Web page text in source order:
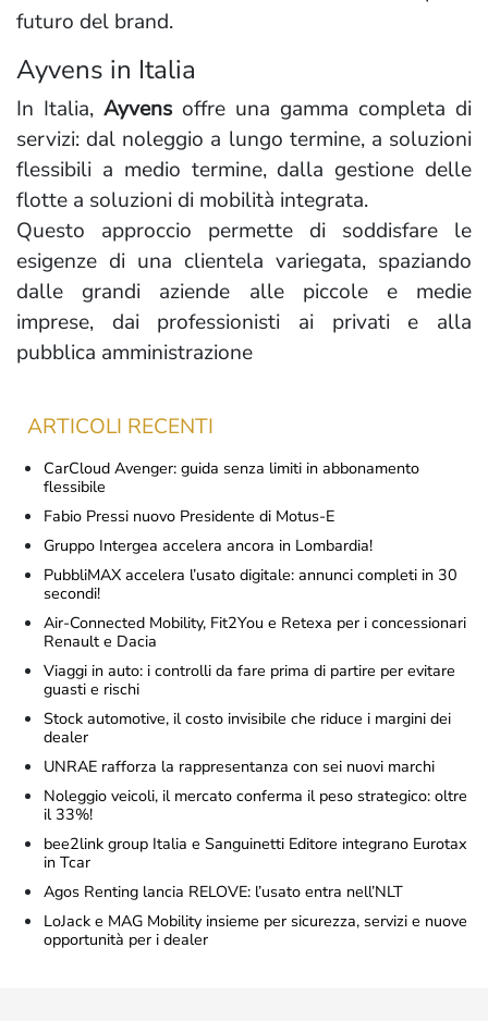
futuro del brand.
Ayvens in Italia
In Italia, Ayvens offre una gamma completa di
servizi: dal noleggio a lungo termine, a soluzioni
flessibili a medio termine, dalla gestione delle
flotte a soluzioni di mobilità integrata.
Questo approccio permette di soddisfare le
esigenze di una clientela variegata, spaziando
dalle grandi aziende alle piccole e medie
imprese, dai professionisti ai privati e alla
pubblica amministrazione
ARTICOLI RECENTI
CarCloud Avenger: guida senza limiti in abbonamento
flessibile
Fabio Pressi nuovo Presidente di Motus-E
Gruppo Intergea accelera ancora in Lombardia!
PubbliMAX accelera l’usato digitale: annunci completi in 30
secondi!
Air-Connected Mobility, Fit2You e Retexa per i concessionari
Renault e Dacia
Viaggi in auto: i controlli da fare prima di partire per evitare
guasti e rischi
Stock automotive, il costo invisibile che riduce i margini dei
dealer
UNRAE rafforza la rappresentanza con sei nuovi marchi
Noleggio veicoli, il mercato conferma il peso strategico: oltre
il 33%!
bee2link group Italia e Sanguinetti Editore integrano Eurotax
in Tcar
Agos Renting lancia RELOVE: l’usato entra nell’NLT
LoJack e MAG Mobility insieme per sicurezza, servizi e nuove
opportunità per i dealer